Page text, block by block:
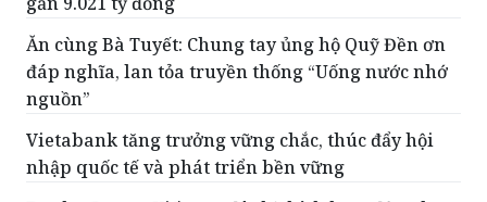
VietABank được chấp thuận tăng vốn điều lệ lên
gần 9.021 tỷ đồng
đáp nghĩa, lan tỏa truyền thống “Uống nước nhớ
nguồn”